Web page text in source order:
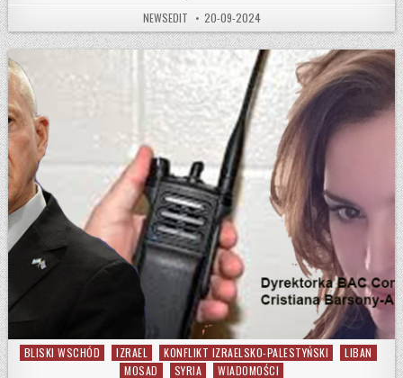
AUTHOR:
NEWSEDIT PUBLISHED DATE:
20-09-2024
Posted in
BLISKI WSCHÓD IZRAEL KONFLIKT IZRAELSKO-PALESTYŃSKI
LIBAN
MOSAD
SYRIA WIADOMOŚCI